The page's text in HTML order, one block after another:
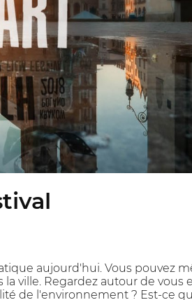
aujourd'hui. Vous pouvez
ville. Regardez autour de vous
de l'environnement ? Est-ce